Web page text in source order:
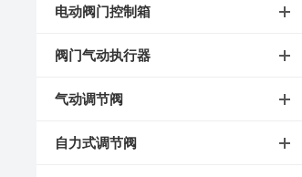
电动阀门控制箱
阀门气动执行器
气动调节阀
自力式调节阀